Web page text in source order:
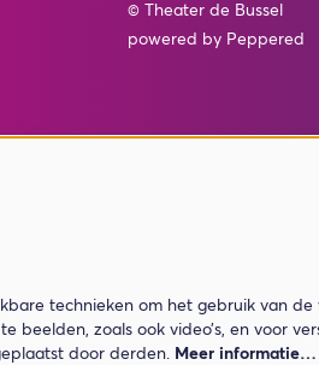
© Theater de Bussel
powered by Peppered
technieken om het gebruik van
beelden, zoals ook video’s, en voor
door derden. Meer informatie…